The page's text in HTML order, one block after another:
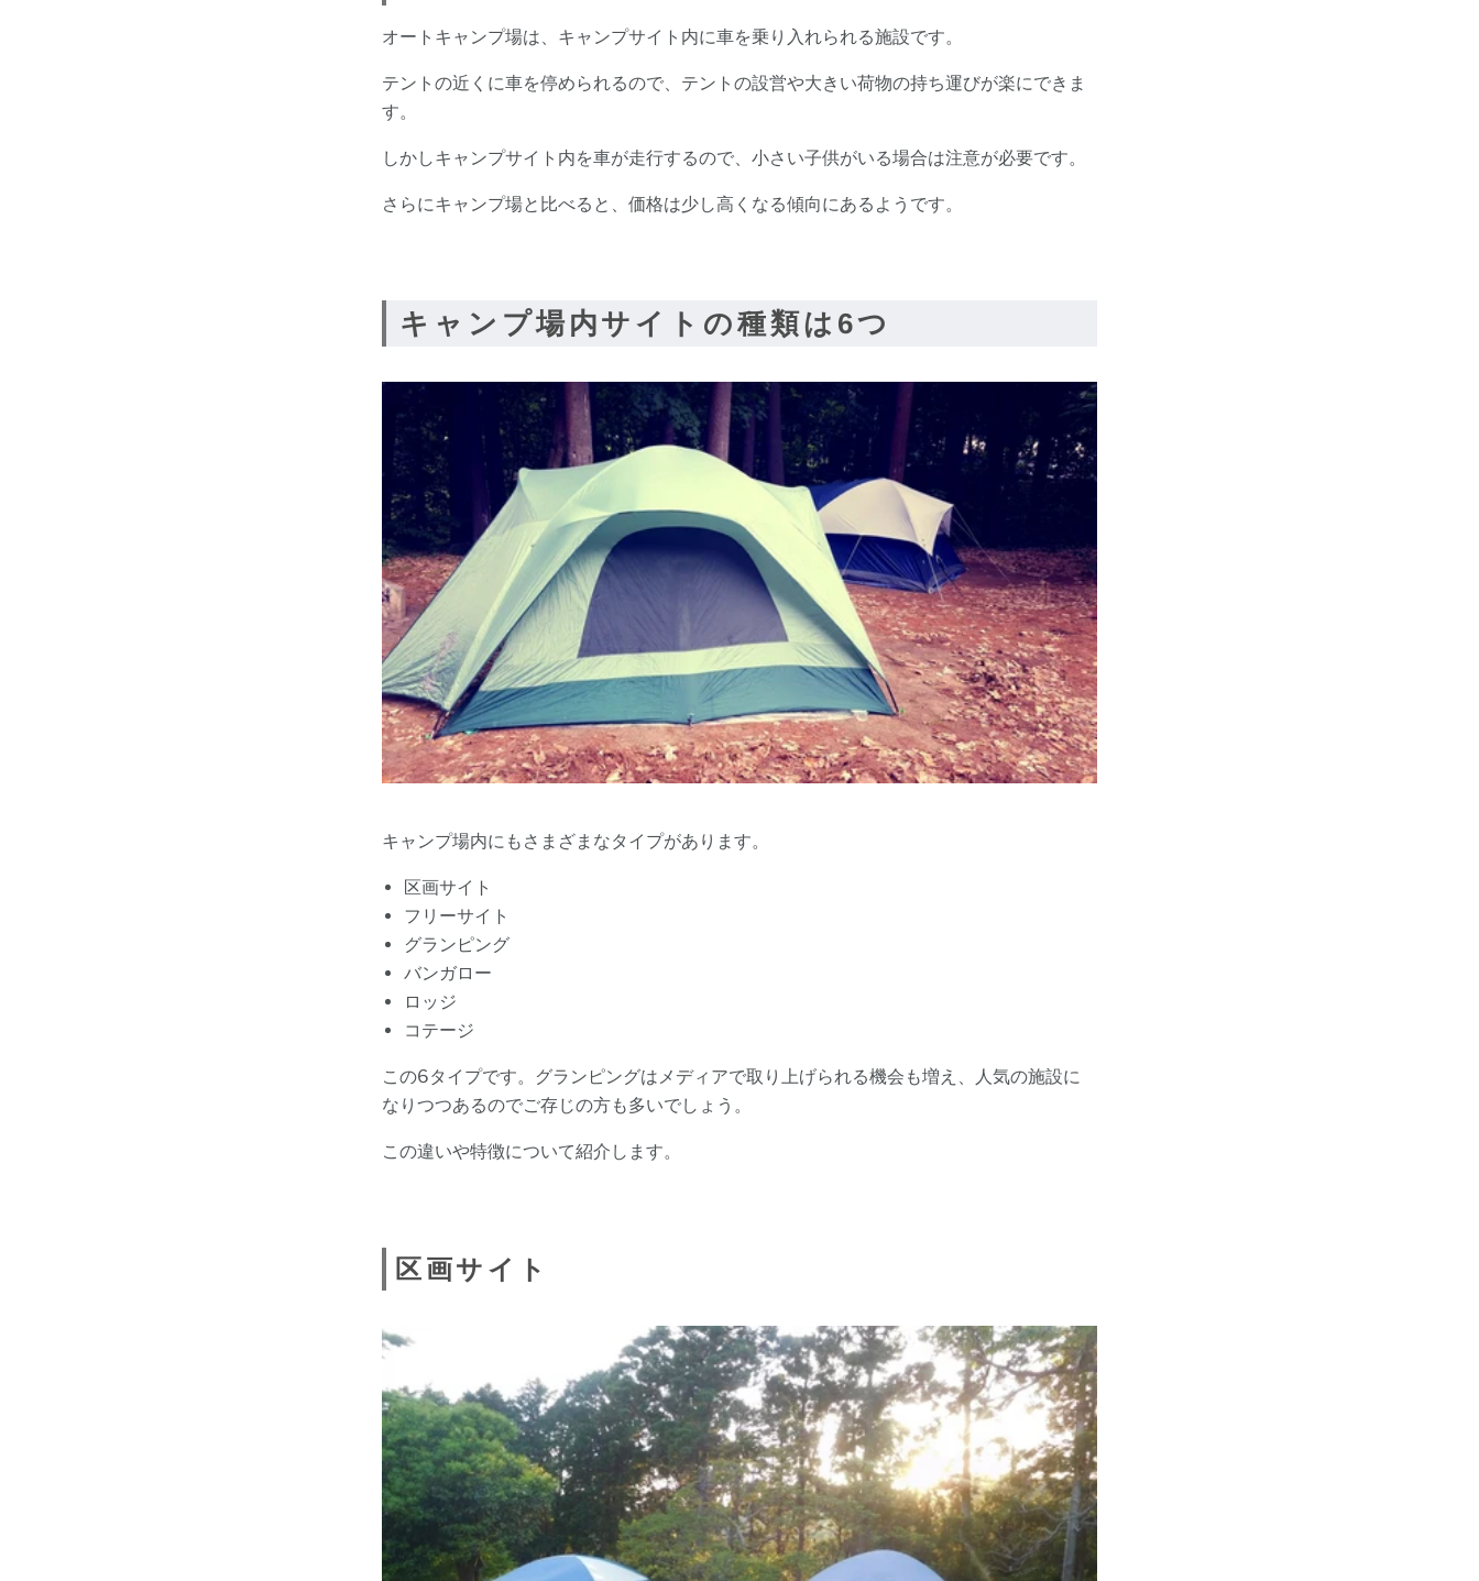
オートキャンプ場は、キャンプサイト内に車を乗り入れられる施設です。
テントの近くに車を停められるので、テントの設営や大きい荷物の持ち運びが楽にできま
す。
しかしキャンプサイト内を車が走行するので、小さい子供がいる場合は注意が必要です。
さらにキャンプ場と比べると、価格は少し高くなる傾向にあるようです。
キャンプ場内サイトの種類は6つ
キャンプ場内にもさまざまなタイプがあります。
区画サイト
フリーサイト
グランピング
バンガロー
ロッジ
コテージ
この6タイプです。グランピングはメディアで取り上げられる機会も増え、人気の施設に
なりつつあるのでご存じの方も多いでしょう。
この違いや特徴について紹介します。
区画サイト